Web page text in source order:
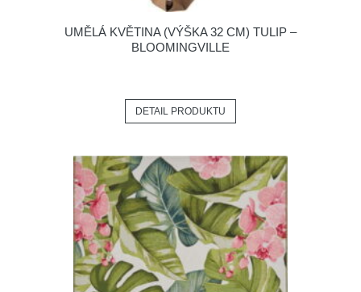
UMĚLÁ KVĚTINA (VÝŠKA 32 CM) TULIP –
BLOOMINGVILLE
DETAIL PRODUKTU